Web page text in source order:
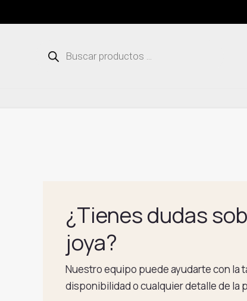
al
productos
¿Tienes dudas
joya?
Nuestro equipo puede ayudarte con la
disponibilidad o cualquier detalle de la